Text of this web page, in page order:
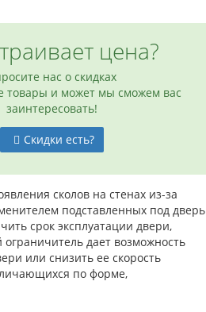
цена?
нас о скидках
товары и может мы сможем вас
заинтересовать!
Скидки есть?
сколов на стенах из-за
подставленных под дверь
срок эксплуатации двери,
дает возможность
или снизить ее скорость
по форме,